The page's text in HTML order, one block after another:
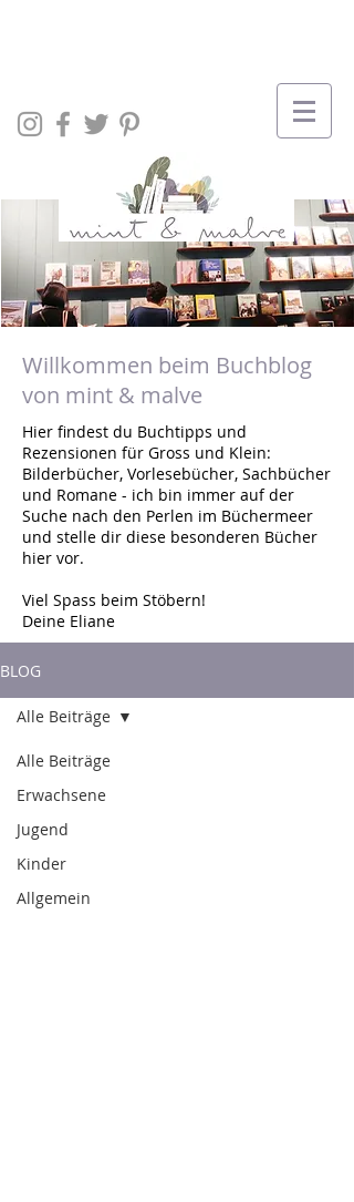
Willkommen beim Buchblog
von mint & malve
Hier findest du Buchtipps und
Rezensionen für Gross und Klein:
Bilderbücher, Vorlesebücher, Sachbücher
und Romane - ich bin immer auf der
Suche nach den Perlen im Büchermeer
und stelle dir diese besonderen Bücher
hier vor.
Viel Spass beim Stöbern!
Deine Eliane
BLOG
Alle Beiträge
Erwachsene
Jugend
Kinder
Allgemein
Alle Beiträge